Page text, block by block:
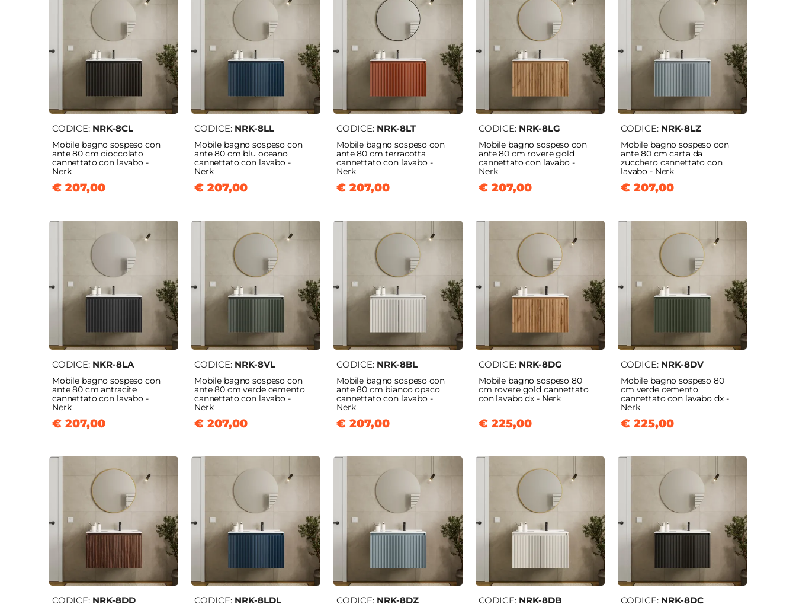
CODICE: NRK-8CL
Mobile bagno sospeso con
ante 80 cm cioccolato
cannettato con lavabo -
Nerk
€ 207,00
CODICE: NRK-8LL
Mobile bagno sospeso con
ante 80 cm blu oceano
cannettato con lavabo -
Nerk
€ 207,00
CODICE: NRK-8LT
Mobile bagno sospeso con
ante 80 cm terracotta
cannettato con lavabo -
Nerk
€ 207,00
CODICE: NRK-8LG
Mobile bagno sospeso con
ante 80 cm rovere gold
cannettato con lavabo -
Nerk
€ 207,00
CODICE: NRK-8LZ
Mobile bagno sospeso con
ante 80 cm carta da
zucchero cannettato con
lavabo - Nerk
€ 207,00
CODICE: NKR-8LA
Mobile bagno sospeso con
ante 80 cm antracite
cannettato con lavabo -
Nerk
€ 207,00
CODICE: NRK-8VL
Mobile bagno sospeso con
ante 80 cm verde cemento
cannettato con lavabo -
Nerk
€ 207,00
CODICE: NRK-8BL
Mobile bagno sospeso con
ante 80 cm bianco opaco
cannettato con lavabo -
Nerk
€ 207,00
CODICE: NRK-8DG
Mobile bagno sospeso 80
cm rovere gold cannettato
con lavabo dx - Nerk
€ 225,00
CODICE: NRK-8DV
Mobile bagno sospeso 80
cm verde cemento
cannettato con lavabo dx -
Nerk
€ 225,00
CODICE: NRK-8DD CODICE: NRK-8LDL CODICE: NRK-8DZ CODICE: NRK-8DB CODICE: NRK-8DC